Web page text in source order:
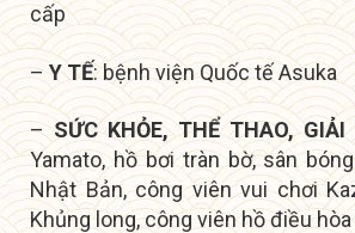
cấp
– Y TẾ: bệnh viện Quốc tế Asuka
– SỨC KHỎE, THỂ THAO, GIẢI
Yamato, hồ bơi tràn bờ, sân
Nhật Bản, công viên vui chơi
Khủng long, công viên hồ điều